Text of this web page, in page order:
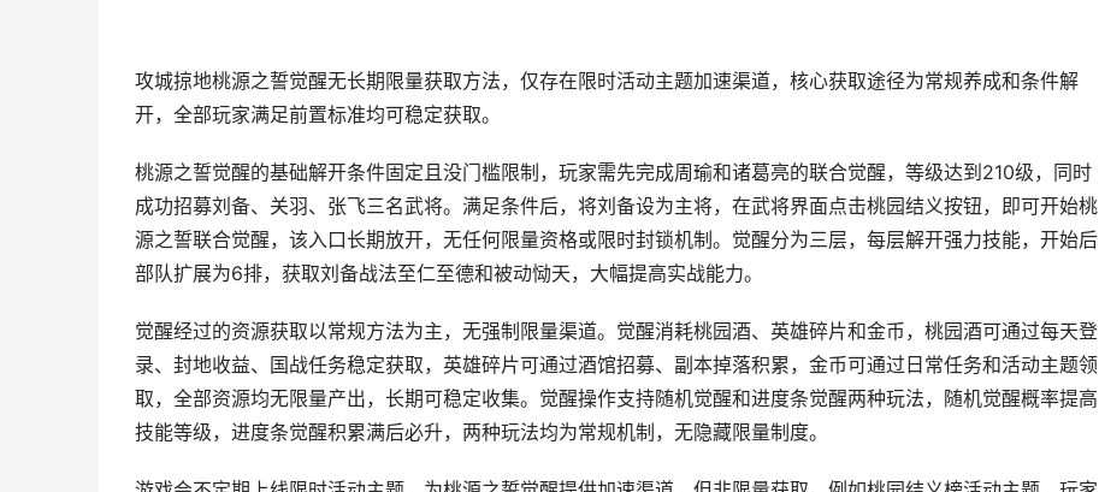
攻城掠地桃源之誓觉醒无长期限量获取方法，仅存在限时活动主题加速渠道，核心获取途径为常规养成和条件解
开，全部玩家满足前置标准均可稳定获取。
桃源之誓觉醒的基础解开条件固定且没门槛限制，玩家需先完成周瑜和诸葛亮的联合觉醒，等级达到210级，同时
成功招募刘备、关羽、张飞三名武将。满足条件后，将刘备设为主将，在武将界面点击桃园结义按钮，即可开始桃
源之誓联合觉醒，该入口长期放开，无任何限量资格或限时封锁机制。觉醒分为三层，每层解开强力技能，开始后
部队扩展为6排，获取刘备战法至仁至德和被动恸天，大幅提高实战能力。
觉醒经过的资源获取以常规方法为主，无强制限量渠道。觉醒消耗桃园酒、英雄碎片和金币，桃园酒可通过每天登
录、封地收益、国战任务稳定获取，英雄碎片可通过酒馆招募、副本掉落积累，金币可通过日常任务和活动主题领
取，全部资源均无限量产出，长期可稳定收集。觉醒操作支持随机觉醒和进度条觉醒两种玩法，随机觉醒概率提高
技能等级，进度条觉醒积累满后必升，两种玩法均为常规机制，无隐藏限量制度。